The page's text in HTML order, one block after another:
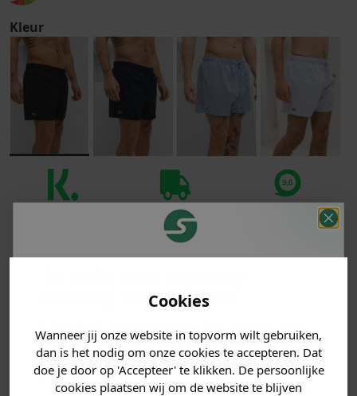
Cookies
Wanneer jij onze website in topvorm wilt gebruiken,
dan is het nodig om onze cookies te accepteren. Dat
doe je door op 'Accepteer' te klikken. De persoonlijke
cookies plaatsen wij om de website te blijven
Kleur
Voor 23:59 besteld
is morgen in huis!*
beoordelen ons
MATERIAAL & WASVOORSCHRIFT
ANDERE BESTELDEN OOK
korting ontvangen!
Vertel ons waar je naar op
zoek bent en claim direct
jouwkorting.